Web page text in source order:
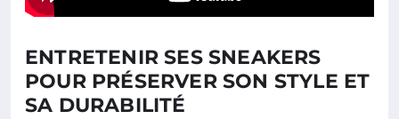
ENTRETENIR SES SNEAKERS
POUR PRÉSERVER SON STYLE ET
SA DURABILITÉ